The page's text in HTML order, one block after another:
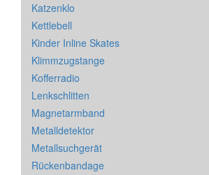
Katzenklo
Kettlebell
Kinder Inline Skates
Klimmzugstange
Kofferradio
Lenkschlitten
Magnetarmband
Metalldetektor
Metallsuchgerät
Rückenbandage